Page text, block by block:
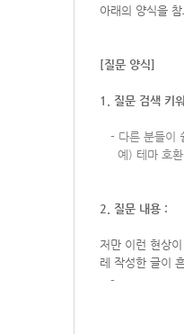
아래의 양식을 참
[질문 양식]
1. 질문 검색 키
- 다른 분들이
예) 테마 호환
2. 질문 내용 :
저만 이런 현상
레 작성한 글이
-